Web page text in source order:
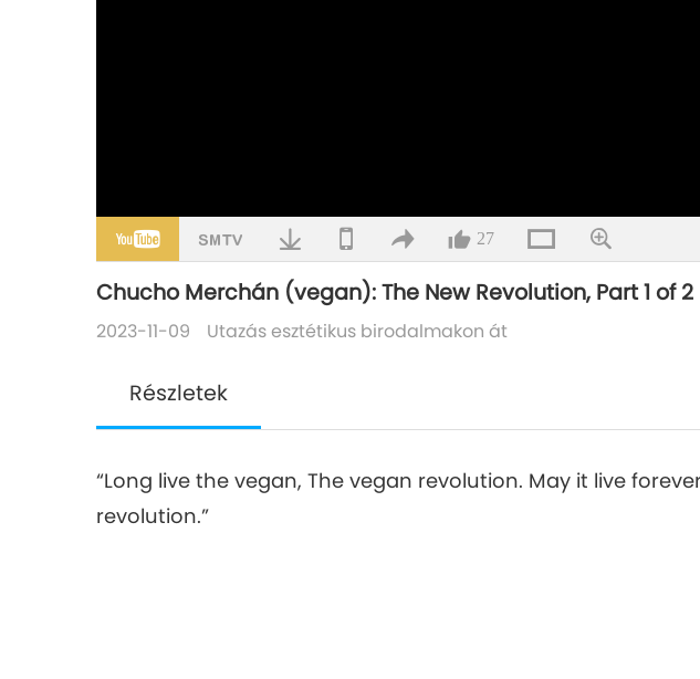
27
Chucho Merchán (vegan): The New Revolution, Part 1 of 2
2023-11-09 Utazás esztétikus birodalmakon át
Részletek
“Long live the vegan, The vegan revolution. May it live
revolution.”